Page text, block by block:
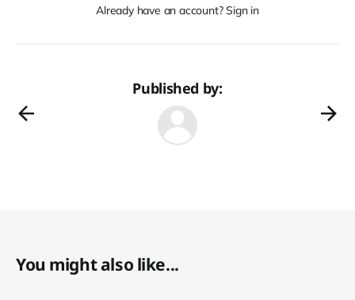
Already have an account? Sign in
Published by:
You might also like...